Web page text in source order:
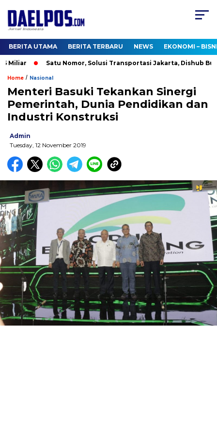
BERITA UTAMA BERITA TERBARU NEWS EKONOMI –
Satu Nomor, Solusi Transportasi Jakarta, Dishub Buka
Home / Nasional
Menteri Basuki Tekankan Sinergi
Pemerintah, Dunia Pendidikan dan
Industri Konstruksi
Admin
Tuesday, 12 November 2019